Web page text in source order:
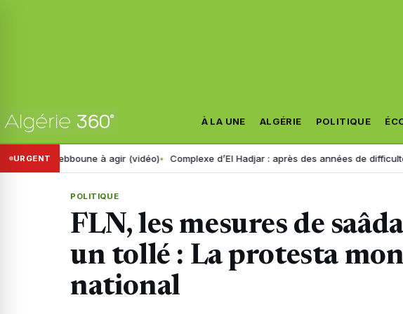
À LA UNE ALGÉRIE POLITIQUE
URGENT
Tebboune à agir (vidéo) Complexe d’El Hadjar : après des années de difficultés, le
POLITIQUE
FLN, les mesures de
un tollé : La protesta
national